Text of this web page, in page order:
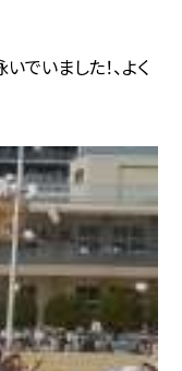
でいました！、よく